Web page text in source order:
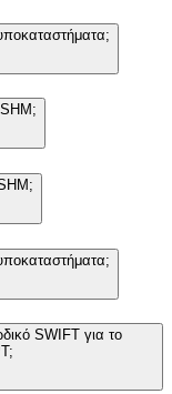
SWIFT για το